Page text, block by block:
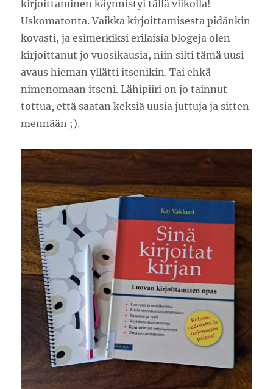
kirjoittaminen käynnistyi tällä viikolla!
Uskomatonta. Vaikka kirjoittamisesta pidänkin
kovasti, ja esimerkiksi erilaisia blogeja olen
kirjoittanut jo vuosikausia, niin silti tämä uusi
avaus hieman yllätti itsenikin. Tai ehkä
nimenomaan itseni. Lähipiiri on jo tainnut
tottua, että saatan keksiä uusia juttuja ja sitten
mennään ;).